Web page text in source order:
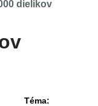
dielikov
Téma: